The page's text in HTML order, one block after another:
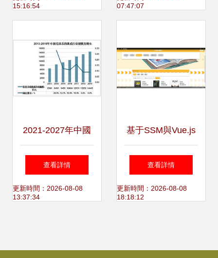
15:16:54
07:47:07
2021-2027年中國
信息系統集成行業
發展現狀及前景戰
查看詳情
更新時間：2026-08-08
13:37:34
基于SSM與Vue.js
的線上圖書商城系
統設計與實現——
查看詳情
更新時間：2026-08-08
18:18:12